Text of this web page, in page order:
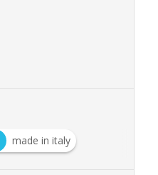
made in italy